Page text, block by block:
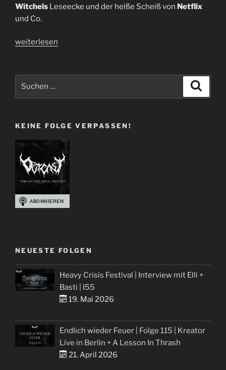
Witchels Leseecke und der heiße Scheiß von Netflix
und Co.
„Folge
Let’s
get
weiterlesen
KEINE FOLGE VERPASSEN!
NEUESTE FOLGEN
Heavy Crisis Festival | Interview mit Elli +
Basti | I55
19. Mai 2026
Endlich wieder Feuer | Folge 115 | Kreator
Live in Berlin + A Lesson In Thrash
21. April 2026